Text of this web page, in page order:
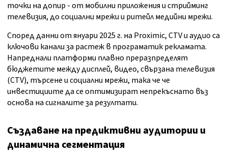
точки на допир - от мобилни приложения и стрийминг
телевизия, до социални мрежи и ритейл медийни мрежи.
Според данни от януари 2025 г. на Proximic, CTV и аудио са
ключови канали за растеж в програматик рекламата.
Напреднали платформи плавно преразпределят
бюджетите между дисплей, видео, свързана телевизия
(CTV), търсене и социални мрежи, така че че
инвестициите да се оптимизират непрекъснато въз
основа на сигналите за резултати.
Създаване на предиктивни аудитории и
динамична сегментация